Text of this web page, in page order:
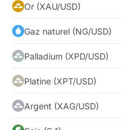
Or (XAU/USD)
Gaz naturel (NG/USD)
Palladium (XPD/USD)
Platine (XPT/USD)
Argent (XAG/USD)